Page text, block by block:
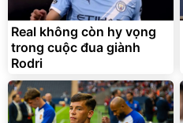
Real không còn hy vọng
trong cuộc đua giành
Rodri